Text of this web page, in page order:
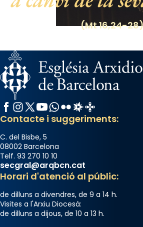
(Mt 16,24-
Facebook
Instagram
X / Twitter
YouTube
WhatsApp
FlickrRadio Estel
Catalunya
Contacte i suggeriments:
C. del Bisbe, 5
08002 Barcelona
Telf. 93 270 10 10
secgral@arqbcn.cat
Horari d'atenció al públic:
de dilluns a divendres, de 9 a 14 h.
Visites a l'Arxiu Diocesà:
de dilluns a dijous, de 10 a 13 h.